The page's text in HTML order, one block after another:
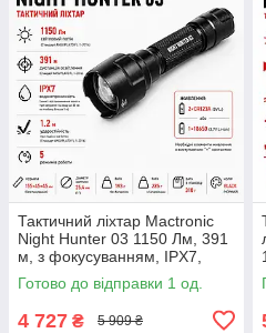
Тактичний ліхтар Mactronic
Night Hunter 03 1150 Лм, 391
м, з фокусуванням, IPX7,
підствольний, чорний
Готово до відправки 1 од.
4 727 ₴ 5 909 ₴